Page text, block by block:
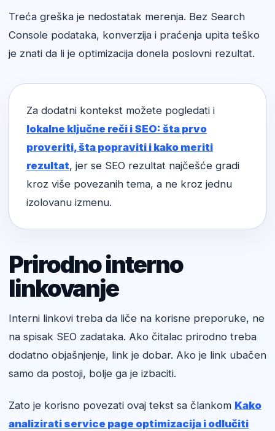
Treća greška je nedostatak merenja. Bez Search
Console podataka, konverzija i praćenja upita teško
je znati da li je optimizacija donela poslovni rezultat.
Za dodatni kontekst možete pogledati i
lokalne ključne reči i SEO: šta prvo
proveriti, šta popraviti i kako meriti
rezultat, jer se SEO rezultat najčešće gradi
kroz više povezanih tema, a ne kroz jednu
izolovanu izmenu.
Prirodno interno
linkovanje
Interni linkovi treba da liče na korisne preporuke, ne
na spisak SEO zadataka. Ako čitalac prirodno treba
dodatno objašnjenje, link je dobar. Ako je link ubačen
samo da postoji, bolje ga je izbaciti.
Zato je korisno povezati ovaj tekst sa člankom Kako
analizirati service page optimizacija i odlučiti